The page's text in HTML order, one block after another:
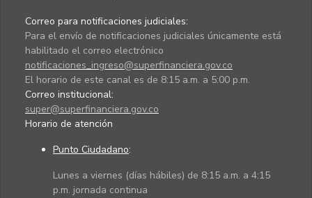
Correo para notificaciones judiciales:
Para el envío de notificaciones judiciales únicamente está
habilitado el correo electrónico
notificaciones_ingreso@superfinanciera.gov.co
El horario de este canal es de 8:15 a.m. a 5:00 p.m.
Correo institucional:
super@superfinanciera.gov.co
Horario de atención
Punto Ciudadano:
Lunes a viernes (días hábiles) de 8:15 a.m. a 4:15
p.m. jornada continua